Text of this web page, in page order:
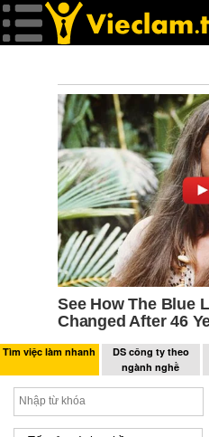
Tìm việc làm nhanh
DS công ty theo
ngành nghề